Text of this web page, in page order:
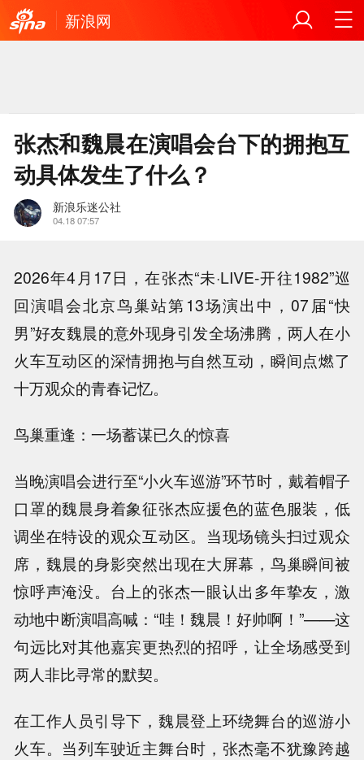
新浪网
张杰和魏晨在演唱会台下的拥抱互
动具体发生了什么？
新浪乐迷公社
04.18 07:57
2026年4月17日，在张杰“未·LIVE-开往1982”巡
回演唱会北京鸟巢站第13场演出中，07届“快
男”好友魏晨的意外现身引发全场沸腾，两人在小
火车互动区的深情拥抱与自然互动，瞬间点燃了
十万观众的青春记忆。
鸟巢重逢：一场蓄谋已久的惊喜
当晚演唱会进行至“小火车巡游”环节时，戴着帽子
口罩的魏晨身着象征张杰应援色的蓝色服装，低
调坐在特设的观众互动区。当现场镜头扫过观众
席，魏晨的身影突然出现在大屏幕，鸟巢瞬间被
惊呼声淹没。台上的张杰一眼认出多年挚友，激
动地中断演唱高喊：“哇！魏晨！好帅啊！”——这
句远比对其他嘉宾更热烈的招呼，让全场感受到
两人非比寻常的默契。
在工作人员引导下，魏晨登上环绕舞台的巡游小
火车。当列车驶近主舞台时，张杰毫不犹豫跨越